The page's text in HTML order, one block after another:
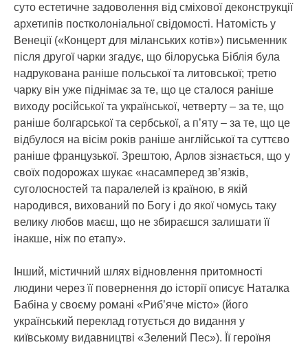
суто естетичне задоволення від сміхової деконструкції
архетипів постколоніальної свідомості. Натомість у
Венеції («Концерт для міланських котів») письменник
після другої чарки згадує, що білоруська Біблія була
надрукована раніше польської та литовської; третю
чарку він уже піднімає за те, що це сталося раніше
виходу російської та української, четверту – за те, що
раніше болгарської та сербської, а п’яту – за те, що це
відбулося на вісім років раніше англійської та суттєво
раніше французької. Зрештою, Арлов зізнається, що у
своїх подорожах шукає «насамперед зв’язків,
суголосностей та паралелей із країною, в якій
народився, вихований по Богу і до якої чомусь таку
велику любов маєш, що не збираєшся залишати її
інакше, ніж по етапу».
Інший, містичний шлях відновлення притомності
людини через її повернення до історії описує Наталка
Бабіна у своєму романі «Риб’яче місто» (його
український переклад готується до видання у
київському видавництві «Зелений Пес»). Її героїня